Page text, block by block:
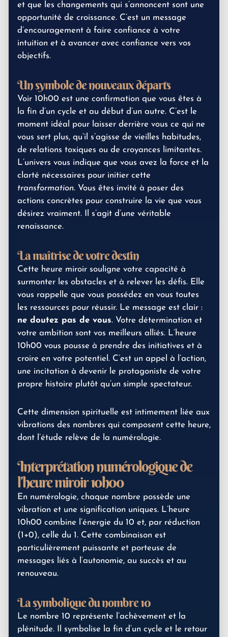
et que les changements qui s’annoncent sont une
opportunité de croissance. C’est un message
d’encouragement à faire confiance à votre
intuition et à avancer avec confiance vers vos
objectifs.
Un symbole de nouveaux départs
Voir 10h00 est une confirmation que vous êtes à
la fin d’un cycle et au début d’un autre. C’est le
moment idéal pour laisser derrière vous ce qui ne
vous sert plus, qu’il s’agisse de vieilles habitudes,
de relations toxiques ou de croyances limitantes.
L’univers vous indique que vous avez la force et la
clarté nécessaires pour initier cette
transformation. Vous êtes invité à poser des
actions concrètes pour construire la vie que vous
désirez vraiment. Il s’agit d’une véritable
renaissance.
La maîtrise de votre destin
Cette heure miroir souligne votre capacité à
surmonter les obstacles et à relever les défis. Elle
vous rappelle que vous possédez en vous toutes
les ressources pour réussir. Le message est clair :
ne doutez pas de vous. Votre détermination et
votre ambition sont vos meilleurs alliés. L’heure
10h00 vous pousse à prendre des initiatives et à
croire en votre potentiel. C’est un appel à l’action,
une incitation à devenir le protagoniste de votre
propre histoire plutôt qu’un simple spectateur.
Cette dimension spirituelle est intimement liée aux
vibrations des nombres qui composent cette heure,
dont l’étude relève de la numérologie.
Interprétation numérologique de
l’heure miroir 10h00
En numérologie, chaque nombre possède une
vibration et une signification uniques. L’heure
10h00 combine l’énergie du 10 et, par réduction
(1+0), celle du 1. Cette combinaison est
particulièrement puissante et porteuse de
messages liés à l’autonomie, au succès et au
renouveau.
La symbolique du nombre 10
Le nombre 10 représente l’achèvement et la
plénitude. Il symbolise la fin d’un cycle et le retour